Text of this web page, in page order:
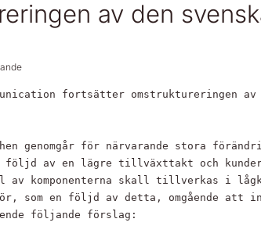
av den
fortsätter omstruktureringen av
genomgår för närvarande stora
följd av en lägre tillväxttakt och
av komponenterna skall tillverkas i
som en följd av detta, omgående att
följande förslag: